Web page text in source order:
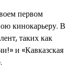
первом
кинокарьеру. В
таких как
и «Кавказская